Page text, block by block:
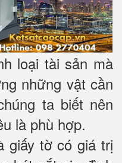
loại tài sản mà
những vật cần
ta biết nên
là phù hợp.
giấy tờ có giá trị